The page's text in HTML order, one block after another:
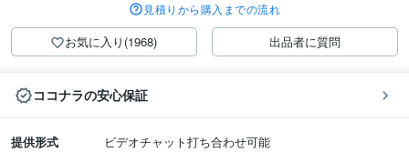
見積りから購入までの流れ
お気に入り(1968) 出品者に質問
ココナラの安心保証
提供形式
ビデオチャット打ち合わせ可能